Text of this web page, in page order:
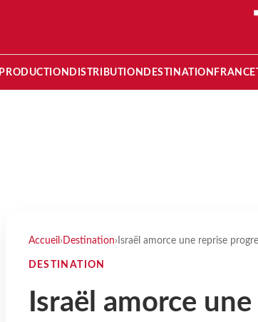
PRODUCTION DISTRIBUTION DESTINATION FRANCE
Accueil › Destination› Israël amorce une reprise
DESTINATION
Israël amorce